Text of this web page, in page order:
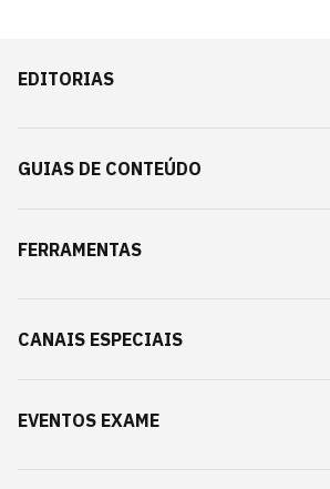
EDITORIAS
GUIAS DE CONTEÚDO
FERRAMENTAS
CANAIS ESPECIAIS
EVENTOS EXAME